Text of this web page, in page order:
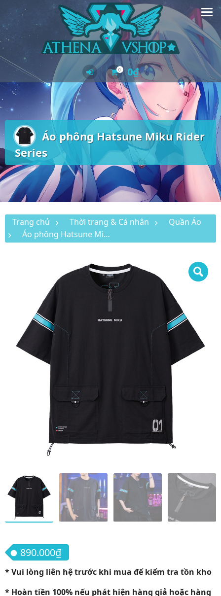
content
0 0₫
Áo phông Hatsune Miku Rider
Series
Trang chủ Thời trang & Cá nhân
Quần Áo
Áo phông Hatsune Miku Rider Series
890.000₫
* Vui lòng liên hệ trước khi mua để kiểm tra tồn kho
* Hoàn tiền 100% nếu phát hiện hàng giả hoặc hàng